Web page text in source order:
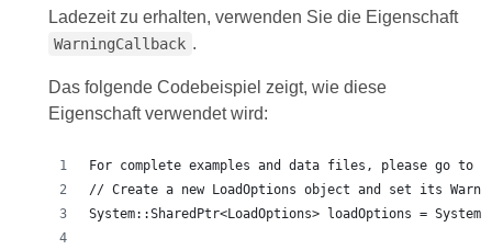
Ladezeit zu erhalten, verwenden Sie die Eigenschaft
WarningCallback .
Das folgende Codebeispiel zeigt, wie diese
Eigenschaft verwendet wird:
For complete examples and data files, please go to
// Create a new LoadOptions object and set its
System::SharedPtr<LoadOptions> loadOptions =